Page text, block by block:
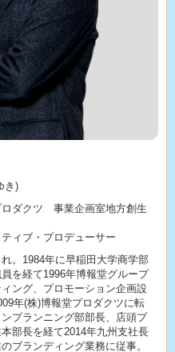
き)
ロダクツ 事業企画室地方創生
ィブ・プロデューサー
。1984年に早稲田大学商学部
を経て1996年博報堂グループ
ング、プロモーション企画設
年(株)博報堂プロダクツに転
プランニング部部長、店頭プ
部長を経て2014年九州支社長
ブランディング業務に従事。